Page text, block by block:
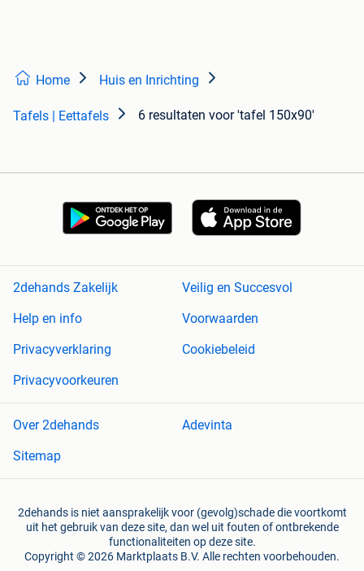
Home Huis en Inrichting
Tafels | Eettafels 6 resultaten voor 'tafel 150x90'
2dehands Zakelijk
Veilig en Succesvol
Help en info
Voorwaarden
Privacyverklaring
Cookiebeleid
Privacyvoorkeuren
Over 2dehands
Adevinta
Sitemap
2dehands is niet aansprakelijk voor (gevolg)schade die voortkomt
uit het gebruik van deze site, dan wel uit fouten of ontbrekende
functionaliteiten op deze site.
Copyright © 2026 Marktplaats B.V. Alle rechten voorbehouden.